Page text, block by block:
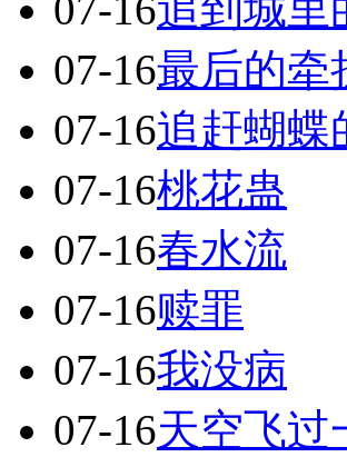
07-16追到城里
07-16最后的牵
07-16追赶蝴蝶
07-16桃花蛊
07-16春水流
07-16赎罪
07-16我没病
07-16天空飞过